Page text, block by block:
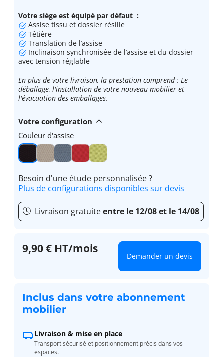
Votre siège est équipé par défaut :
Assise tissu et dossier résille
Têtière
Translation de l’assise
Inclinaison synchronisée de l’assise et du dossier
avec tension réglable
En plus de votre livraison, la prestation comprend : Le
déballage, l'installation de votre nouveau mobilier et
l'évacuation des emballages.
Votre configuration
Couleur d'assise
Besoin d'une étude personnalisée ?
Plus de configurations disponibles sur devis
Livraison gratuiteentre le 12/08 et le 14/08
9,90 € HT/mois
Demander un devis
Inclus dans votre abonnement
mobilier
Livraison & mise en place
Transport sécurisé et positionnement précis dans vos
espaces.